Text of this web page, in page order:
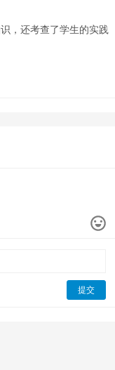
，还考查了学生的实践
提交